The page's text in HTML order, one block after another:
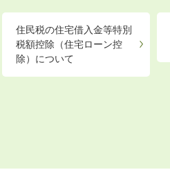
住民税の住宅借入金等特別
税額控除（住宅ローン控
除）について